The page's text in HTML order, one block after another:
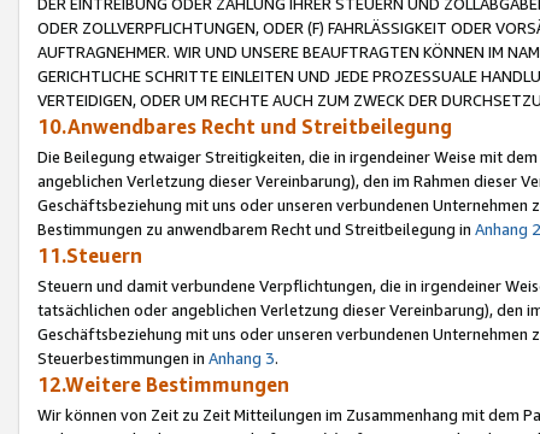
ODER ZOLLVERPFLICHTUNGEN, ODER (F) FAHRLÄSSIGKEIT ODER
AUFTRAGNEHMER. WIR UND UNSERE BEAUFTRAGTEN KÖNNEN IM
GERICHTLICHE SCHRITTE EINLEITEN UND JEDE PROZESSUALE
VERTEIDIGEN, ODER UM RECHTE AUCH ZUM ZWECK DER
10.Anwendbares Recht und Streitbeilegung
Die Beilegung etwaiger Streitigkeiten, die in irgendeiner Weise mit
angeblichen Verletzung dieser Vereinbarung), den im Rahmen dieser
Geschäftsbeziehung mit uns oder unseren verbundenen
Bestimmungen zu anwendbarem Recht und Streitbeilegung in Anhang 2
11.Steuern
Steuern und damit verbundene Verpflichtungen, die in irgendeiner
tatsächlichen oder angeblichen Verletzung dieser Vereinbarung), den
Geschäftsbeziehung mit uns oder unseren verbundenen
Steuerbestimmungen in Anhang 3.
12.Weitere Bestimmungen
Wir können von Zeit zu Zeit Mitteilungen im Zusammenhang mit dem